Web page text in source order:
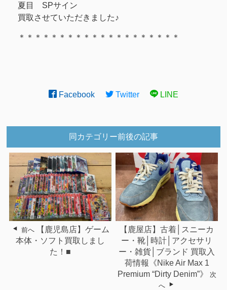
夏目 SPサイン
買取させていただきました♪
＊＊＊＊＊＊＊＊＊＊＊＊＊＊＊＊＊＊＊＊
Facebook Twitter LINE
同カテゴリー前後の記事
前へ
【鹿児島店】ゲーム
本体・ソフト買取しまし
た！■
【鹿屋店】古着│スニーカ
ー・靴│時計│アクセサリ
ー・雑貨│ブランド 買取入
荷情報《Nike Air Max 1
Premium “Dirty Denim”》
次
へ